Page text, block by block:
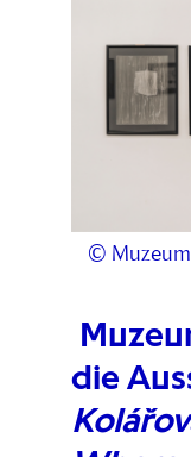
©
die